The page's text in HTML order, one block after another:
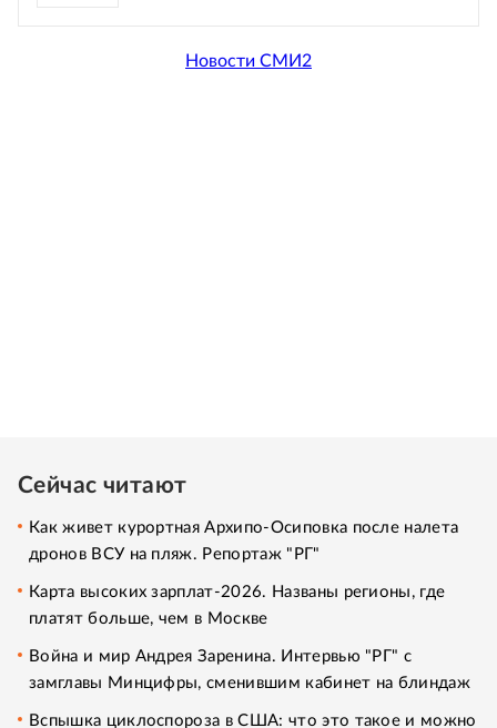
Новости СМИ2
Сейчас читают
Как живет курортная Архипо-Осиповка после налета
дронов ВСУ на пляж. Репортаж "РГ"
Карта высоких зарплат-2026. Названы регионы, где
платят больше, чем в Москве
Война и мир Андрея Заренина. Интервью "РГ" с
замглавы Минцифры, сменившим кабинет на блиндаж
Вспышка циклоспороза в США: что это такое и можно